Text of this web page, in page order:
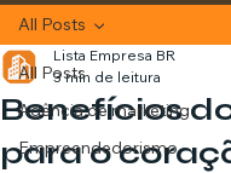
All Posts
Agência de marketing
Empreendedorismo
All Posts
Benefícios
para o
Lista Empresa BR
3 min de leitura